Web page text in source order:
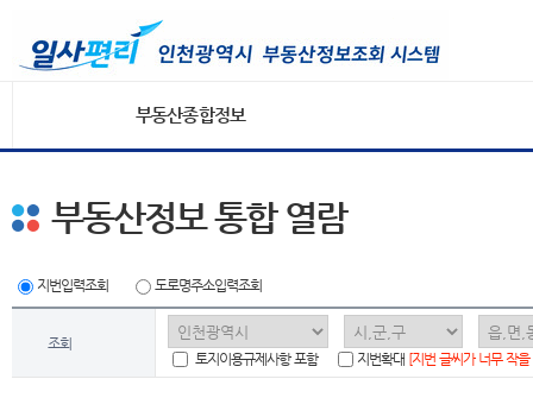
부동산종합정보
부동산정보 통합 열람
지번입력조회 도로명주소입력조회
조회
토지이용규제사항 포함
지번확대 [지번 글씨가 너무 작